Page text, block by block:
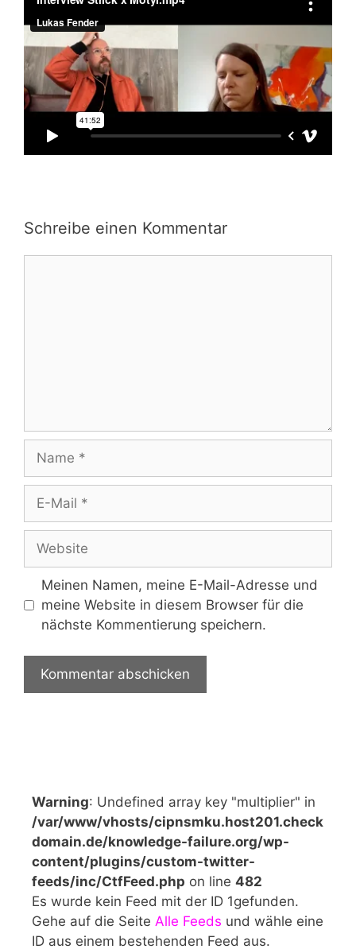
Schreibe einen Kommentar
Name
Website
Meinen Namen, meine E-Mail-Adresse und
meine Website in diesem Browser für die
nächste Kommentierung speichern.
Warning: Undefined array key "multiplier" in
/var/www/vhosts/cipnsmku.host201.check
domain.de/knowledge-failure.org/wp-
content/plugins/custom-twitter-
feeds/inc/CtfFeed.php on line 482
Es wurde kein Feed mit der ID 1gefunden.
Gehe auf die Seite Alle Feeds und wähle eine
ID aus einem bestehenden Feed aus.